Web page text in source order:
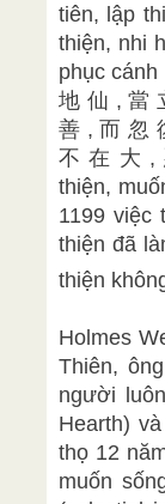
tiên, lập
thiện, nhi
phục
地 仙 , 當
善 , 而 忽
不 在 大 ,
thiện,
1199 việc
thiện đã
thiện
Holmes
Thiên,
người
Hearth)
thọ 12
muốn